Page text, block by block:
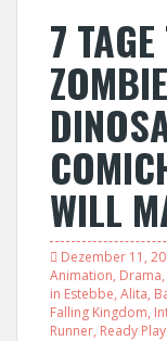
7
WILL
Dezember 11,
Animation, Drama,
in Estebbe, Alita,
Falling Kingdom,
Runner, Ready